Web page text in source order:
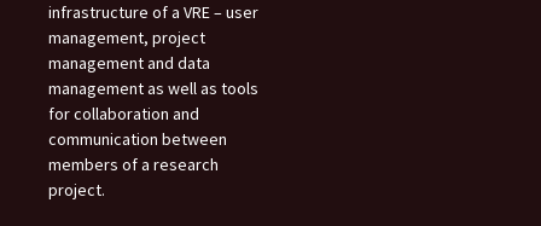
infrastructure of a VRE – user
management, project
management and data
management as well as tools
for collaboration and
communication between
members of a research
project.